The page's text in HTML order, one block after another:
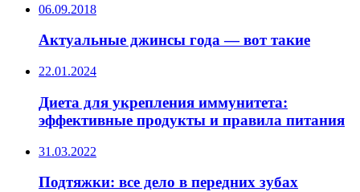
06.09.2018
Актуальные джинсы года — вот такие
22.01.2024
Диета для укрепления иммунитета:
эффективные продукты и правила питания
31.03.2022
Подтяжки: все дело в передних зубах